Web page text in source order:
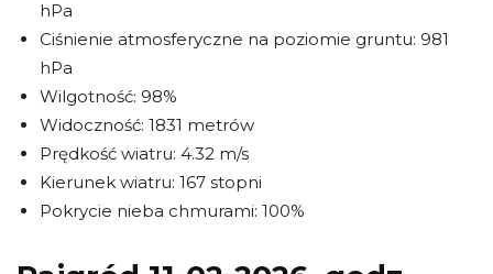
hPa
Ciśnienie atmosferyczne na poziomie gruntu: 981
hPa
Wilgotność: 98%
Widoczność: 1831 metrów
Prędkość wiatru: 4.32 m/s
Kierunek wiatru: 167 stopni
Pokrycie nieba chmurami: 100%